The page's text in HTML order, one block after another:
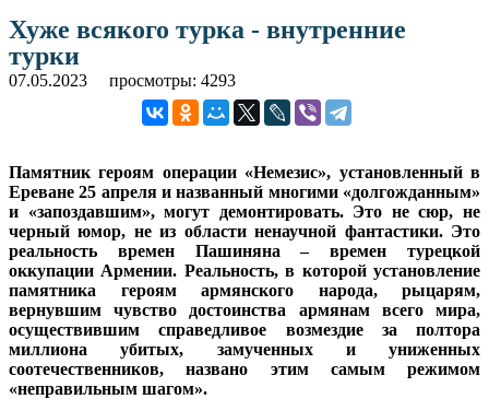
Хуже всякого турка - внутренние
турки
07.05.2023 просмотры: 4293
Памятник героям операции «Немезис», установленный в
Ереване 25 апреля и названный многими «долгожданным»
и «запоздавшим», могут демонтировать. Это не сюр, не
черный юмор, не из области ненаучной фантастики. Это
реальность времен Пашиняна – времен турецкой
оккупации Армении. Реальность, в которой установление
памятника героям армянского народа, рыцарям,
вернувшим чувство достоинства армянам всего мира,
осуществившим справедливое возмездие за полтора
миллиона убитых, замученных и униженных
соотечественников, названо этим самым режимом
«неправильным шагом».